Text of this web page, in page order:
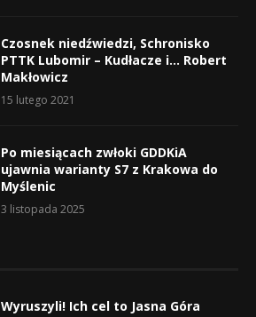
Czosnek niedźwiedzi, Schronisko
PTTK Lubomir – Kudłacze i… Robert
Makłowicz
15 lutego 2021
Po miesiącach zwłoki GDDKiA
ujawnia warianty S7 z Krakowa do
Myślenic
3 listopada 2025
Wyruszyli! Ich cel to Jasna Góra